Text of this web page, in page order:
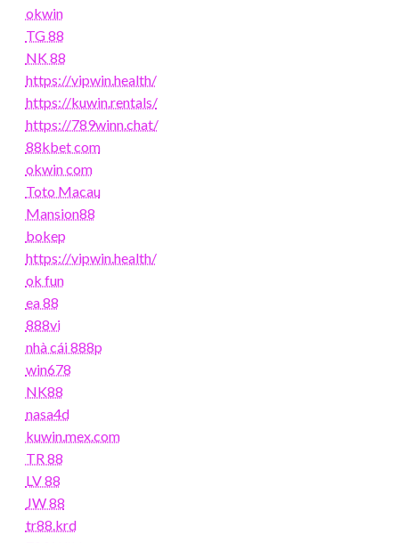
okwin
TG 88
NK 88
https://vipwin.health/
https://kuwin.rentals/
https://789winn.chat/
88kbet com
okwin com
Toto Macau
Mansion88
bokep
https://vipwin.health/
ok fun
ea 88
888vi
nhà cái 888p
win678
NK88
nasa4d
kuwin.mex.com
TR 88
LV 88
JW 88
tr88.krd